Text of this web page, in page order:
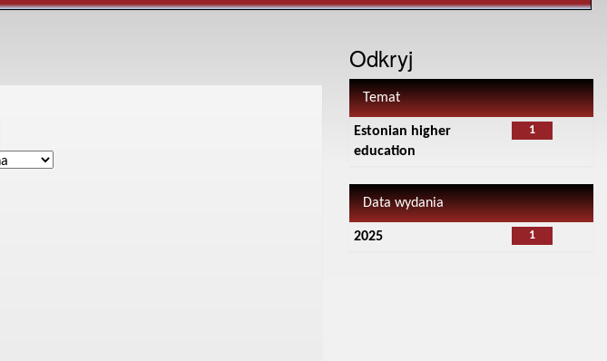
Odkryj
Temat
1
Estonian higher
education
Data wydania
1
2025